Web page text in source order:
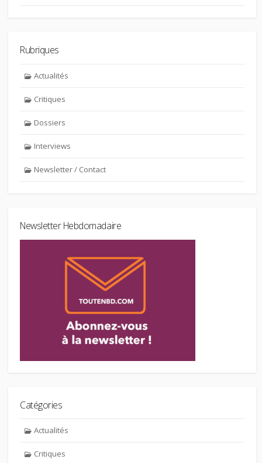
Rubriques
Actualités
Critiques
Dossiers
Interviews
Newsletter / Contact
Newsletter Hebdomadaire
Catégories
Actualités
Critiques